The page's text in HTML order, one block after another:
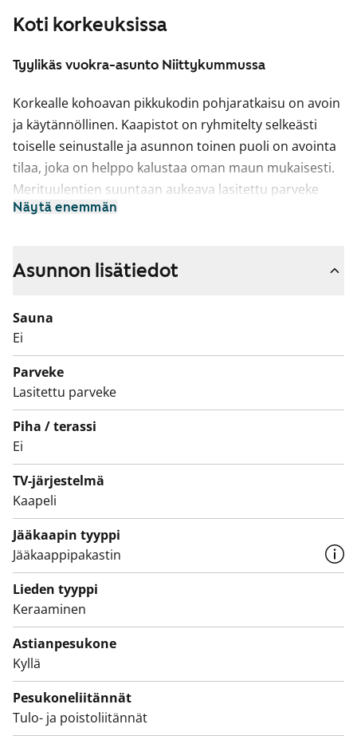
Koti korkeuksissa
Tyylikäs vuokra-asunto Niittykummussa
Korkealle kohoavan pikkukodin pohjaratkaisu on avoin
ja käytännöllinen. Kaapistot on ryhmitelty selkeästi
toiselle seinustalle ja asunnon toinen puoli on avointa
tilaa, joka on helppo kalustaa oman maun mukaisesti.
Merituulentien suuntaan aukeava lasitettu parveke
sopii niin ruukkupuutarhurin keitaaksi kuin leppoisaksi
Asuintilojen lattiat ovat kodikkaasti tammen sävyistä
eteisen liukuovikaapistoissa on peiliovet. Keittiössä
kaapistojen ovet ovat raikkaan valkoiset ja ylä- ja
alakaappien välinen tila on laatoitettu vaalean
vihertävillä laatoilla. Työtaso on puhtaan valkoista
laminaattia. Varustukseen kuuluu keraaminen
keittotaso ja erillisuuni, astianpesukone ja
kylmälaitteet. Kokonaan laatoitetun kylpyhuoneen
sävyt ovat vaaleat. Pesukoneelle ja kuivausrummulle
on varaus.
Asunnot parvekkeineen sekä talo piha-alueineen ovat
savuttomia.
Näytä enemmän
Asunnon lisätiedot
Sauna
Ei
Parveke
Lasitettu parveke
Piha / terassi
Ei
TV-järjestelmä
Kaapeli
Jääkaapin tyyppi
Jääkaappipakastin
Lieden tyyppi
Keraaminen
Astianpesukone
Kyllä
Pesukoneliitännät
Tulo- ja poistoliitännät